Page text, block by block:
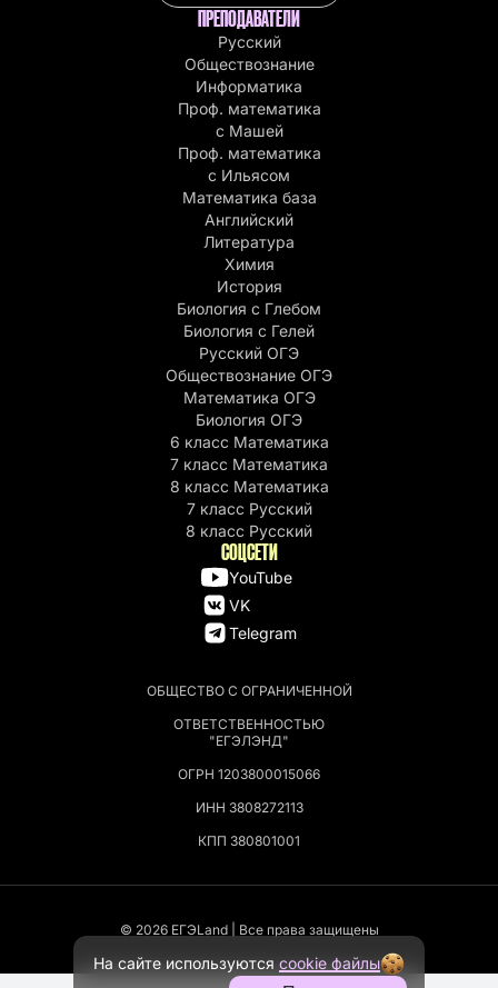
ОБЩЕСТВО С ОГРАНИЧЕННОЙ
ОТВЕТСТВЕННОСТЬЮ
"ЕГЭЛЭНД"
ОГРН 1203800015066
ИНН 3808272113
КПП 380801001
ПРЕПОДАВАТЕЛИ
Русский
Обществознание
Информатика
Проф. математика
с Машей
Проф. математика
c Ильясом
Математика база
Английский
Литература
Химия
История
Биология с Глебом
Биология с Гелей
Русский ОГЭ
Обществознание ОГЭ
Математика ОГЭ
Биология ОГЭ
6 класс Математика
7 класс Математика
8 класс Математика
7 класс Русский
8 класс Русский
СОЦСЕТИ
YouTube
VK
Telegram
© 2026 EГЭLand | Все права защищены
На сайте используются cookie файлы